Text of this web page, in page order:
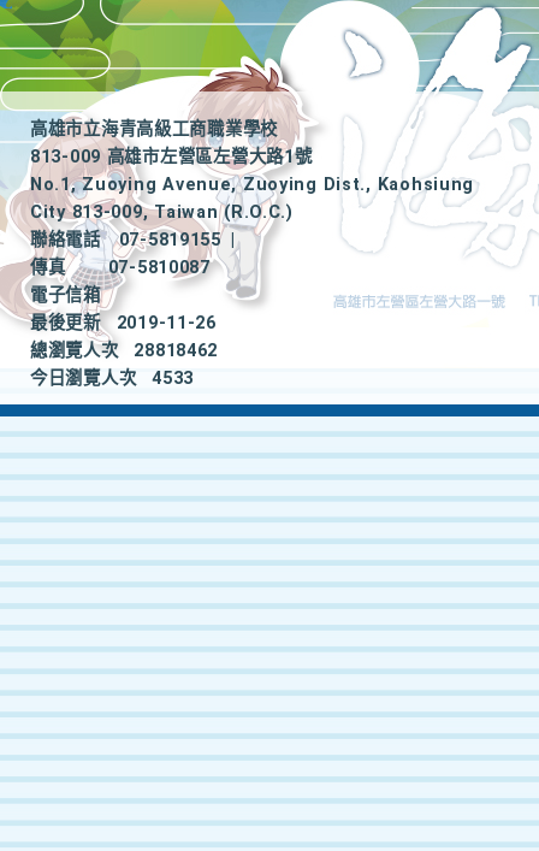
高雄市立海青高級工商職業學校
813-009 高雄市左營區左營大路1號
No.1, Zuoying Avenue, Zuoying Dist., Kaohsiung
City 813-009, Taiwan (R.O.C.)
聯絡電話
07-5819155
|
傳真
07-5810087
電子信箱
最後更新
2019-11-26
總瀏覽人次
28818462
今日瀏覽人次
4533